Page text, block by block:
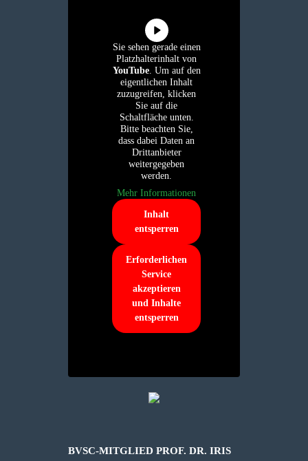
Sie sehen gerade einen
Platzhalterinhalt von
YouTube. Um auf den
eigentlichen Inhalt
zuzugreifen, klicken
Sie auf die
Schaltfläche unten.
Bitte beachten Sie,
dass dabei Daten an
Drittanbieter
weitergegeben
werden.
Mehr Informationen
Inhalt
entsperren
Erforderlichen
Service
akzeptieren
und Inhalte
entsperren
BVSC-MITGLIED PROF. DR. IRIS